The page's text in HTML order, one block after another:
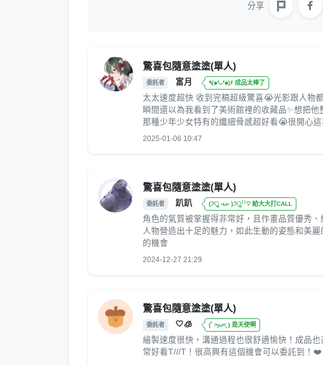
分享
驚喜包隨意塗塗(單人)
委託者 富月 ٩(๑❛ᴗ❛๑)۶ 成品太棒了
太太速度超快 收到完稿超級驚喜😭光影跟人物
瞬間還以為我看到了美術館裡的收藏品✨️想把
那種少年少女特有的纖細骨感超好看😭很開心
2025-01-06 10:47
驚喜包隨意塗塗(單人)
委託者 趴趴 (੭ु ›ω‹ )੭ु⁾⁾♡ 給大大打CALL
角色的氣質被掌握得非常好，且作畫品質優秀
人物營造出十足的魅力，如此生動的姿態和美
的機會
2024-12-27 21:29
驚喜包隨意塗塗(單人)
委託者 🤍🧊 (˚ ˃̣̣̥ω˂̣̣̥ ) 是天使啊
繪製速度很快，溝通過程也很舒適愉快！成品
常好看T///T！很高興有這個機會可以委託到！❤️